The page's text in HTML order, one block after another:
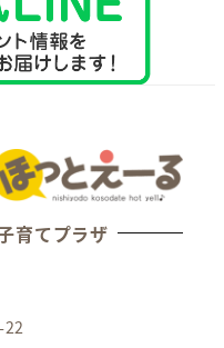
育てプラザ